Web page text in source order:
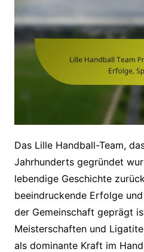
Das Lille Handball-Team,
Jahrhunderts gegründet
lebendige Geschichte
beeindruckende Erfolge
der Gemeinschaft geprägt
Meisterschaften und
als dominante Kraft im